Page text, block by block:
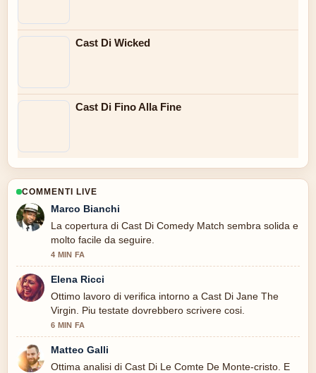
Cast Di Wicked
Cast Di Fino Alla Fine
COMMENTI LIVE
Marco Bianchi
La copertura di Cast Di Comedy Match sembra solida e
molto facile da seguire.
4 MIN FA
Elena Ricci
Ottimo lavoro di verifica intorno a Cast Di Jane The
Virgin. Piu testate dovrebbero scrivere cosi.
6 MIN FA
Matteo Galli
Ottima analisi di Cast Di Le Comte De Monte-cristo. E